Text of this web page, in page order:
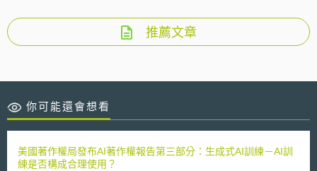
推薦文章
你可能還會想看
美國著作權局發布AI著作權報告第三部分：生成式AI訓練－AI訓
練是否構成合理使用？